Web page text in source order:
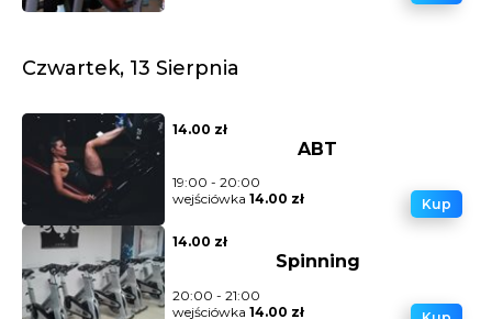
Czwartek, 13 Sierpnia
14.00 zł
ABT
19:00 - 20:00
wejściówka 14.00 zł Kup
14.00 zł
Spinning
20:00 - 21:00
wejściówka 14.00 zł